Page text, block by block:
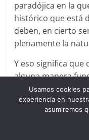
paradójica en la
histórico que está
deben, en cierto
plenamente la
Y eso significa
alguna manera
proceso histórico.
vez un proyecto
superar eso. Su
clase obrera de
Usamos cookies
experiencia en
asumiremos